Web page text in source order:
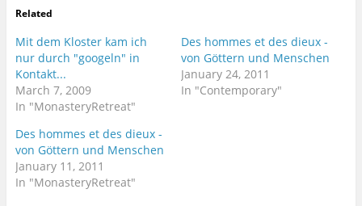
r
(
p
e
n
s
i
n
n
e
i
n
d
o
w
)
O
p
e
i
n
n
w
i
n
d
w
Related
Mit dem Kloster kam ich
nur durch "googeln" in
Kontakt...
March 7, 2009
In "MonasteryRetreat"
Des hommes et des dieux -
von Göttern und Menschen
January 24, 2011
In "Contemporary"
Des hommes et des dieux -
von Göttern und Menschen
January 11, 2011
In "MonasteryRetreat"